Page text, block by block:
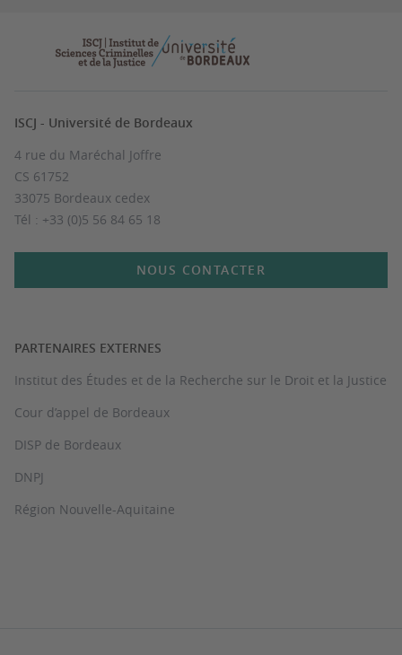
ISCJ - Université de Bordeaux
4 rue du Maréchal Joffre
CS 61752
33075 Bordeaux cedex
Tél : +33 (0)5 56 84 65 18
NOUS CONTACTER
PARTENAIRES EXTERNES
Institut des Études et de la Recherche sur le Droit et la Justice
Cour d’appel de Bordeaux
DISP de Bordeaux
DNPJ
Région Nouvelle-Aquitaine